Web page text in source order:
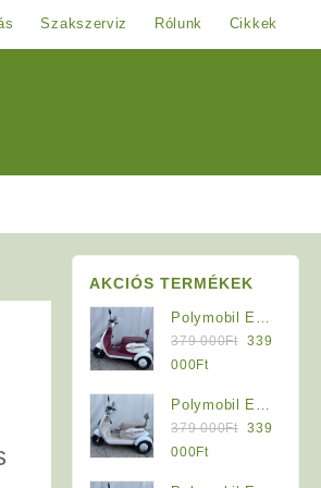
Szakszerviz Rólunk Cikkek
AKCIÓS TERMÉKEK
Polymobil E-
MOB 40/A
Elektromos
Jármű (Krém-
Bordó)
379 000Ft Original
379
000Ft.
339
000FtCurrent
is:
339
000Ft.
Polymobil E-
MOB 40/A
Elektromos
379 000Ft Original
339
000FtCurrent